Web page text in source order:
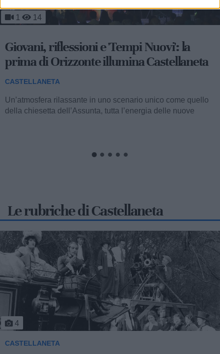
1 14
Giovani, riflessioni e 'Tempi Nuovi': la
prima di Orizzonte illumina Castellaneta
CASTELLANETA
Un’atmosfera rilassante in uno scenario unico come quello
della chiesetta dell’Assunta, tutta l’energia delle nuove
Le rubriche di Castellaneta
4
CASTELLANETA